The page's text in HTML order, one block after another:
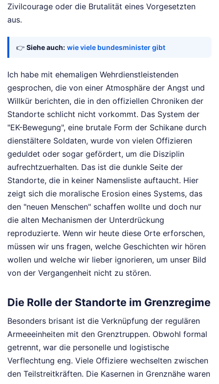
Zivilcourage oder die Brutalität eines Vorgesetzten
aus.
👉 Siehe auch: wie viele bundesminister gibt
Ich habe mit ehemaligen Wehrdienstleistenden
gesprochen, die von einer Atmosphäre der Angst und
Willkür berichten, die in den offiziellen Chroniken der
Standorte schlicht nicht vorkommt. Das System der
"EK-Bewegung", eine brutale Form der Schikane durch
dienstältere Soldaten, wurde von vielen Offizieren
geduldet oder sogar gefördert, um die Disziplin
aufrechtzuerhalten. Das ist die dunkle Seite der
Standorte, die in keiner Namensliste auftaucht. Hier
zeigt sich die moralische Erosion eines Systems, das
den "neuen Menschen" schaffen wollte und doch nur
die alten Mechanismen der Unterdrückung
reproduzierte. Wenn wir heute diese Orte erforschen,
müssen wir uns fragen, welche Geschichten wir hören
wollen und welche wir lieber ignorieren, um unser Bild
von der Vergangenheit nicht zu stören.
Die Rolle der Standorte im Grenzregime
Besonders brisant ist die Verknüpfung der regulären
Armeeeinheiten mit den Grenztruppen. Obwohl formal
getrennt, war die personelle und logistische
Verflechtung eng. Viele Offiziere wechselten zwischen
den Teilstreitkräften. Die Kasernen in Grenznähe waren